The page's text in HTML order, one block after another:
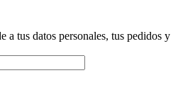
a tus datos personales, tus pedidos y